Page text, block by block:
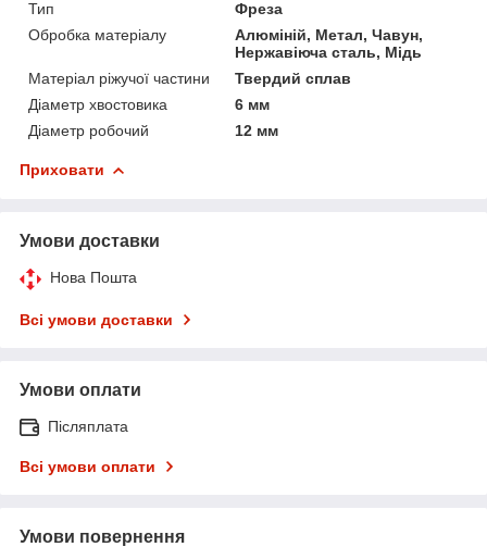
Тип
Фреза
Обробка матеріалу
Алюміній, Метал, Чавун,
Нержавіюча сталь, Мідь
Матеріал ріжучої частини
Твердий сплав
Діаметр хвостовика
6 мм
Діаметр робочий
12 мм
Приховати
Умови доставки
Нова Пошта
Всі умови доставки
Умови оплати
Післяплата
Всі умови оплати
Умови повернення